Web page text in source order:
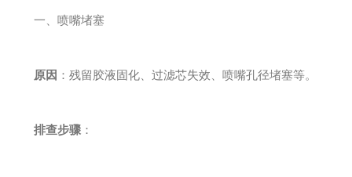
一、喷嘴堵塞
原因 ：残留胶液固化、过滤芯失效、喷嘴孔径堵塞等。
排查步骤 ：